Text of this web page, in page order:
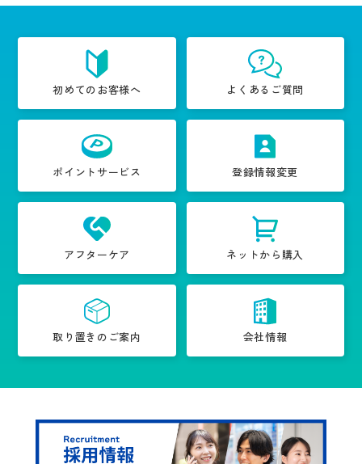
初めてのお客様へ よくあるご質問
ポイントサービス 登録情報変更
アフターケア ネットから購入
取り置きのご案内 会社情報